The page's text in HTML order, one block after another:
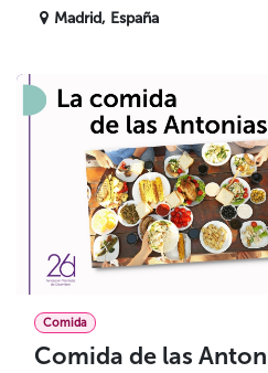
Madrid, España
Comida
Comida de las